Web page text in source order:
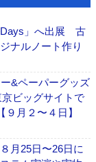
Days」へ出展 古
ナルノート作り
&ペーパーグッズ
ビッグサイトで
月２〜４日】
月25日〜26日に